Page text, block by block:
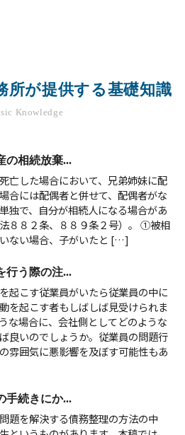
所が提供する基礎知識
Knowledge
の相続放棄...
亡した場合において、兄弟姉妹に配
合には配偶者と併せて、配偶者がな
独で、自分が相続人になる場合があ
８８２条、８８９条２号）。 ①被相
ない場合、子がいたと […]
行う際の注...
起こす従業員がいたら従業員の中に
を起こす者もしばしば見受けられま
な場合に、会社側としてどのような
良いのでしょうか。従業員の問題行
雰囲気に悪影響を及ぼす可能性もあ
手続きにか...
題を解決する債務整理の方法の中